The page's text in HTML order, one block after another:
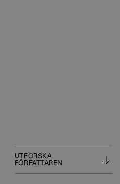
UTFORSKA
FÖRFATTAREN